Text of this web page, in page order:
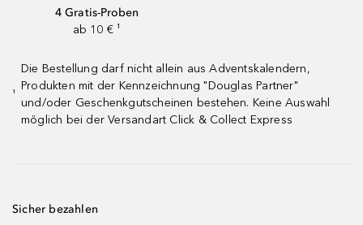
4 Gratis-Proben
ab 10 € ¹
¹
Die Bestellung darf nicht allein aus Adventskalendern,
Produkten mit der Kennzeichnung "Douglas Partner"
und/oder Geschenkgutscheinen bestehen. Keine Auswahl
möglich bei der Versandart Click & Collect Express
Sicher bezahlen